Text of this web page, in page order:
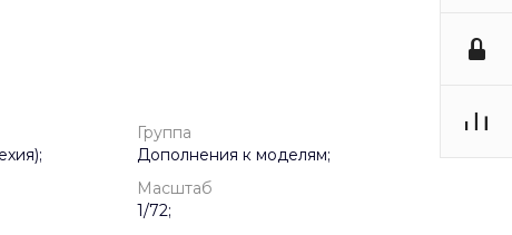
Группа
Дополнения к моделям;
Масштаб
1/72;